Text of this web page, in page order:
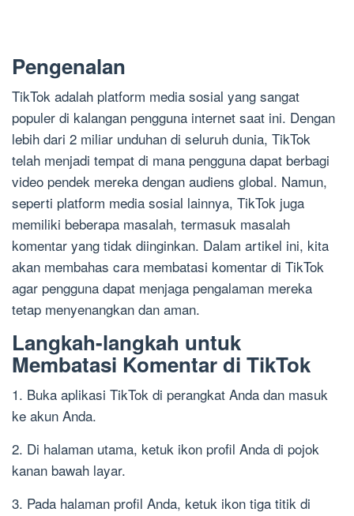
Pengenalan
TikTok adalah platform media sosial yang sangat
populer di kalangan pengguna internet saat ini. Dengan
lebih dari 2 miliar unduhan di seluruh dunia, TikTok
telah menjadi tempat di mana pengguna dapat berbagi
video pendek mereka dengan audiens global. Namun,
seperti platform media sosial lainnya, TikTok juga
memiliki beberapa masalah, termasuk masalah
komentar yang tidak diinginkan. Dalam artikel ini, kita
akan membahas cara membatasi komentar di TikTok
agar pengguna dapat menjaga pengalaman mereka
tetap menyenangkan dan aman.
Langkah-langkah untuk
Membatasi Komentar di TikTok
1. Buka aplikasi TikTok di perangkat Anda dan masuk
ke akun Anda.
2. Di halaman utama, ketuk ikon profil Anda di pojok
kanan bawah layar.
3. Pada halaman profil Anda, ketuk ikon tiga titik di